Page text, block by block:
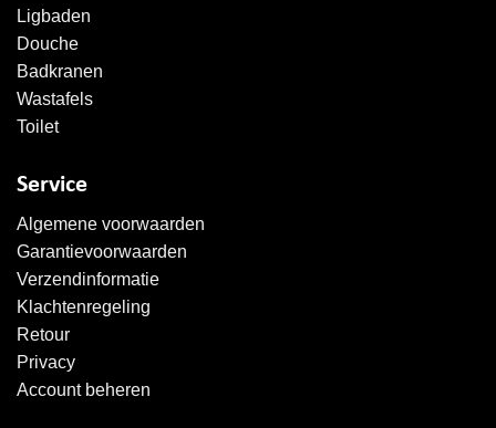
Ligbaden
Douche
Badkranen
Wastafels
Toilet
Service
Algemene voorwaarden
Garantievoorwaarden
Verzendinformatie
Klachtenregeling
Retour
Privacy
Account beheren